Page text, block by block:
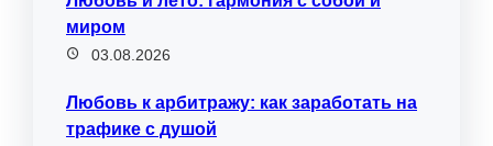
миром
03.08.2026
Любовь к арбитражу: как заработать на
трафике с душой